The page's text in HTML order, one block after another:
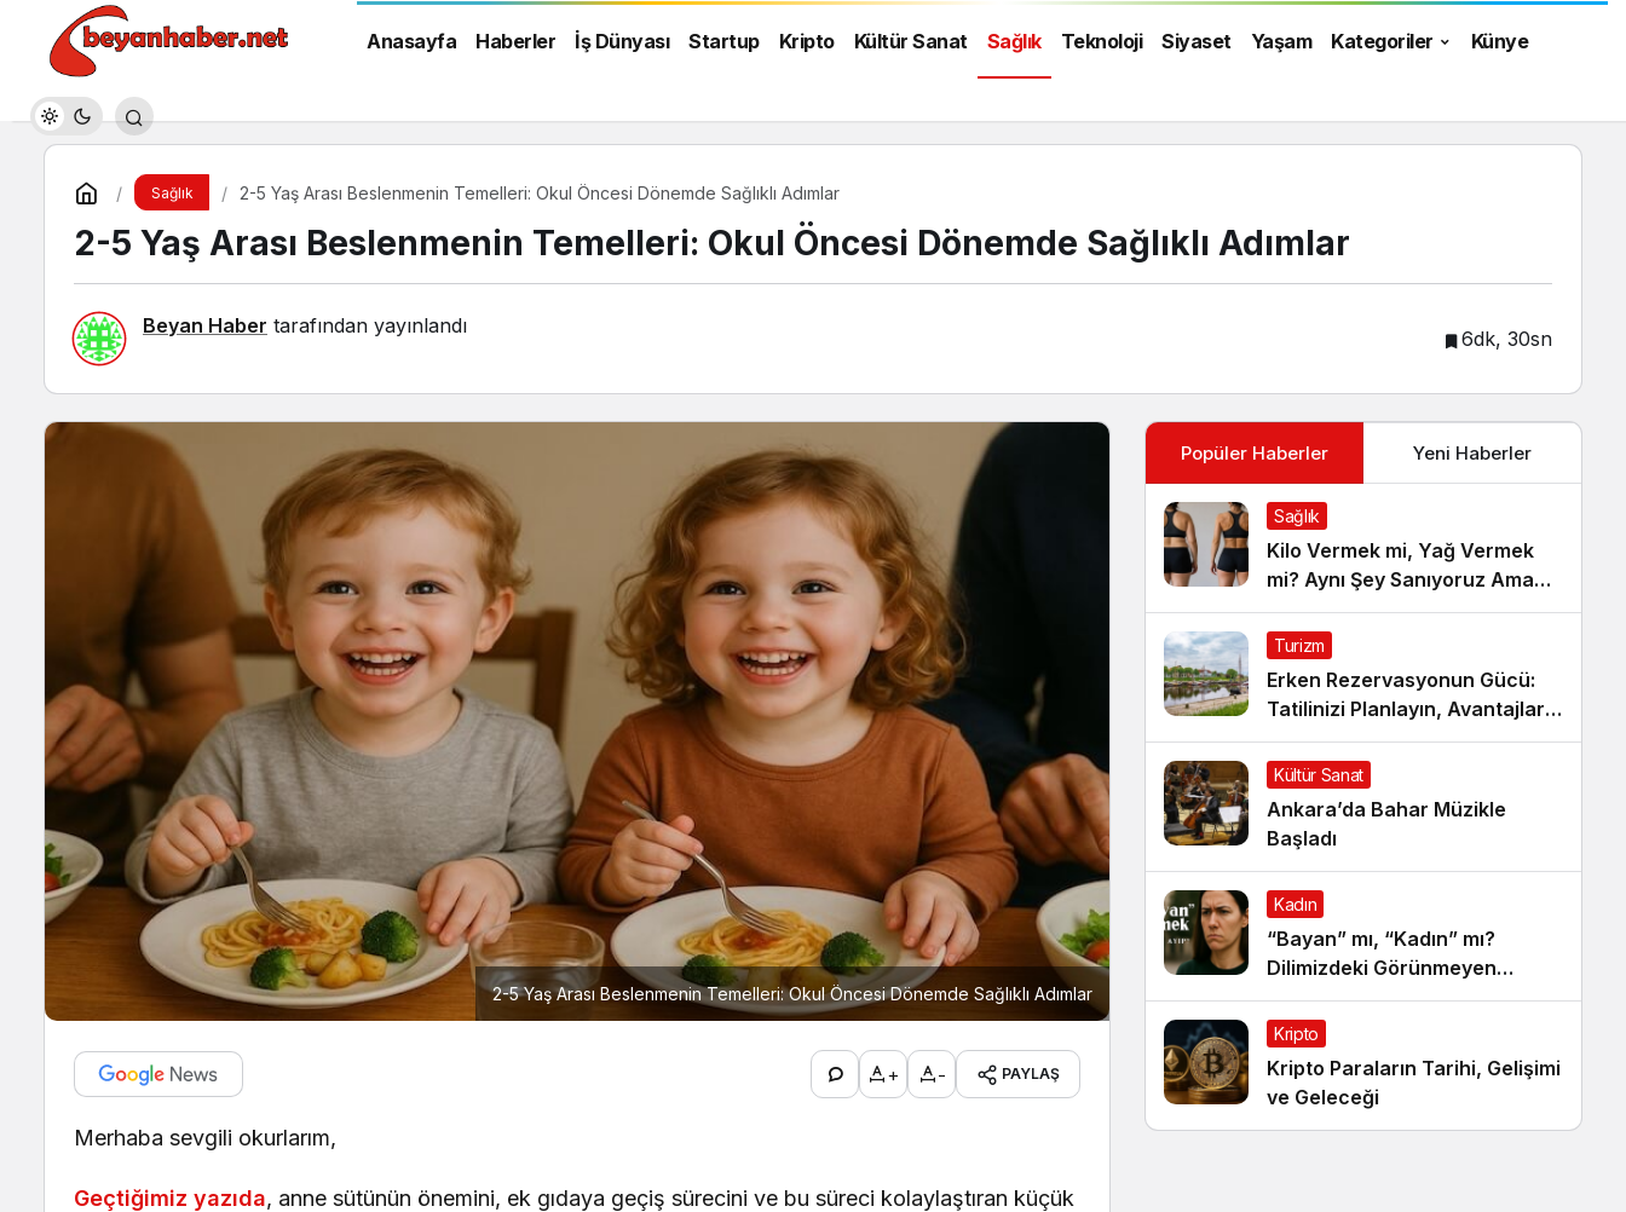
Anasayfa Haberler İş Dünyası Startup Kripto Kültür Sanat Sağlık Teknoloji Siyaset Yaşam Kategoriler Künye
Sağlık 2-5 Yaş Arası Beslenmenin Temelleri: Okul Öncesi Dönemde Sağlıklı Adımlar
2-5 Yaş Arası Beslenmenin Temelleri: Okul Öncesi Dönemde Sağlıklı Adımlar
Beyan Haber tarafından yayınlandı
6dk, 30sn
2-5 Yaş Arası Beslenmenin Temelleri: Okul Öncesi Dönemde Sağlıklı Adımlar
+ - PAYLAŞ
Merhaba sevgili okurlarım,
Geçtiğimiz yazıda, anne sütünün önemini, ek gıdaya geçiş sürecini ve bu süreci kolaylaştıran küçük
Popüler Haberler Yeni Haberler
Sağlık
Kilo Vermek mi, Yağ Vermek
mi? Aynı Şey Sanıyoruz Ama
Değil!
Turizm
Erken Rezervasyonun Gücü:
Tatilinizi Planlayın, Avantajları
Yakalayın!
Kültür Sanat
Ankara’da Bahar Müzikle
Başladı
Kadın
“Bayan” mı, “Kadın” mı?
Dilimizdeki Görünmeyen
Cinsiyet Ayrımı
Kripto
Kripto Paraların Tarihi, Gelişimi
ve Geleceği